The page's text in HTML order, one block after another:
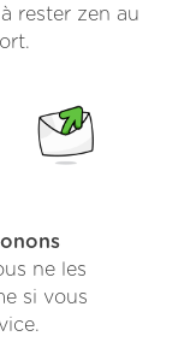
rester zen au
ne les
si vous